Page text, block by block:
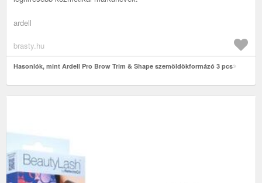
ardell
brasty.hu
Hasonlók, mint Ardell Pro Brow Trim & Shape szemöldökformázó 3 pcs